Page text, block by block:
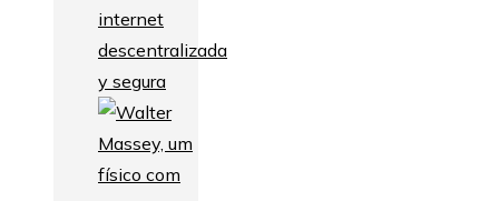
internet
descentralizada
y segura